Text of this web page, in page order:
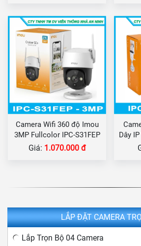
Camera Wifi 360 độ Imou
3MP Fullcolor IPC-S31FEP
Giá: 1.070.000 đ
Dây
LẮP ĐẶT CAMERA
Lắp Trọn Bộ 04 Camera